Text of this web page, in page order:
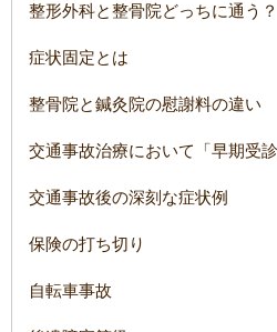
整形外科と整骨院どっちに通う？
症状固定とは
整骨院と鍼灸院の慰謝料の違い
交通事故治療において「早期受
交通事故後の深刻な症状例
保険の打ち切り
自転車事故